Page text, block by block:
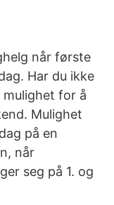
når første
Har du ikke
for å
Mulighet
på en
når
seg på 1. og